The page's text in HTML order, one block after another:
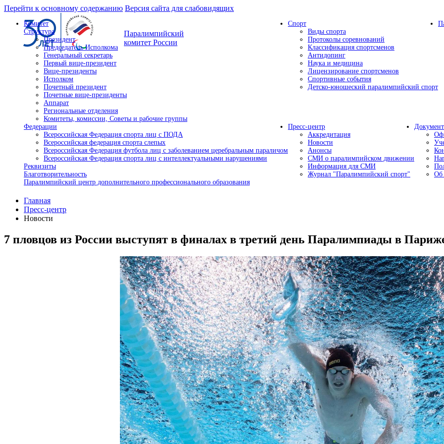
Перейти к основному содержанию Версия сайта для слабовидящих
Паралимпийский
комитет России
Комитет
Структура
Президент
Председатель Исполкома
Генеральный секретарь
Первый вице-президент
Вице-президенты
Исполком
Почетный президент
Почетные вице-президенты
Аппарат
Региональные отделения
Комитеты, комиссии, Советы и рабочие группы
Федерации
Всероссийская Федерация спорта лиц с ПОДА
Всероссийская федерация спорта слепых
Всероссийская Федерация футбола лиц с заболеванием церебральным параличом
Всероссийская Федерация спорта лиц с интеллектуальными нарушениями
Реквизиты
Благотворительность
Паралимпийский центр дополнительного профессионального образования
Спорт
Виды спорта
Протоколы соревнований
Классификация спортсменов
Антидопинг
Наука и медицина
Лицензирование спортсменов
Спортивные события
Детско-юношеский паралимпийский спорт
Пресс-центр
Аккредитация
Новости
Анонсы
СМИ о паралимпийском движении
Информация для СМИ
Журнал "Паралимпийский спорт"
Об
Главная
Пресс-центр
Новости
7 пловцов из России выступят в финалах в третий день Паралимпиады в